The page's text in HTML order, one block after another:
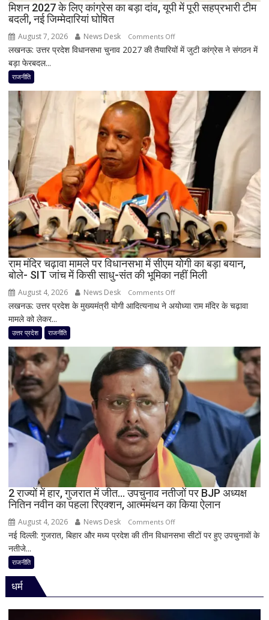
मिशन 2027 के लिए कांग्रेस का बड़ा दांव, यूपी में पूरी सहप्रभारी टीम
बदली, नई जिम्मेदारियां घोषित
August 7, 2026 News Desk Comments Offon
मिशन
कांग्रेस
बड़ा
दांव,
यूपी
में
पूरी
सहप्रभारी
टीम
बदली,
नई
जिम्मेदारियां
घोषित
लखनऊ: उत्तर प्रदेश विधानसभा चुनाव 2027 की तैयारियों में जुटी कांग्रेस ने संगठन में
बड़ा फेरबदल...
राजनीति
राम मंदिर चढ़ावा मामले पर विधानसभा में सीएम योगी का बड़ा बयान,
बोले- SIT जांच में किसी साधु-संत की भूमिका नहीं मिली
August 4, 2026 News Desk Comments Offon
राम
पर
विधानसभा
सीएम
योगी
का
बड़ा
बयान,
बोले-
SIT
जांच
में
मिली
लखनऊ: उत्तर प्रदेश के मुख्यमंत्री योगी आदित्यनाथ ने अयोध्या राम मंदिर के चढ़ावा
मामले को लेकर...
उत्तर प्रदेश राजनीति
2 राज्यों में हार, गुजरात में जीत… उपचुनाव नतीजों पर BJP अध्यक्ष
नितिन नवीन का पहला रिएक्शन, आत्ममंथन का किया ऐलान
August 4, 2026 News Desk Comments Offon
2
नई दिल्ली: गुजरात, बिहार और मध्य प्रदेश की तीन विधानसभा सीटों पर हुए उपचुनावों के
नतीजे...
राजनीति
धर्म